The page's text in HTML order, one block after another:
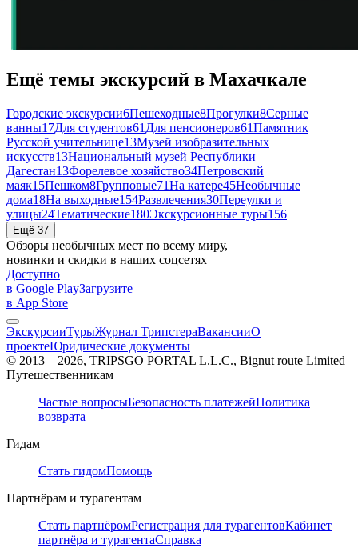
Ещё темы экскурсий в Махачкале
Городские экскурсии6Пешеходные8Прогулки8Серные
ванны17Для студентов61 Для пенсионеров61Памятник
Русской учительнице13Музей изобразительных
искусств13Национальный музей Республики
Дагестан13Форелевое хозяйство34Петровский
маяк15Пешком8Групповые71На катере45Необычные
дома18На выходные154Развлечения30Переулки и
улицы24Тематические180Экскурсионные туры156
Ещё 37
Обзоры необычных мест по всему миру,
новинки и скидки в наших соцсетях
Доступно
в Google PlayЗагрузите
в App Store
ЭкскурсииТурыЖурнал ТрипстераВакансииО
проектеЮридические документы
© 2013—2026, TRIPSGO PORTAL L.L.C., Bignut route Limited
Путешественникам
Частые вопросыБезопасность платежейПолитика
возврата
Гидам
Стать гидомПомощь
Партнёрам и турагентам
Стать партнёромРегистрация для турагентовКабинет
партнёра и турагентаСправка